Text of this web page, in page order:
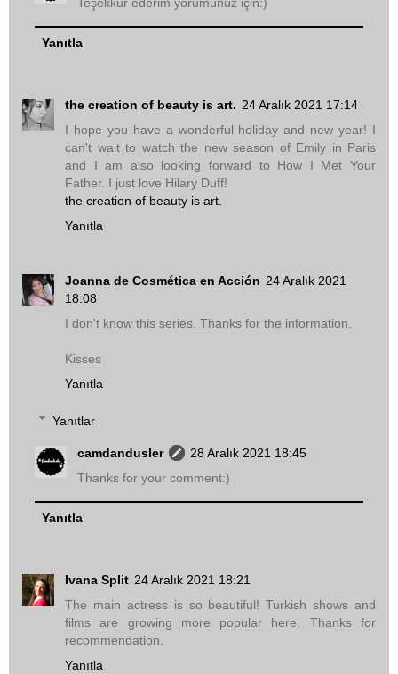
Yanıtla
the creation of beauty is art. 24 Aralık 2021 17:14
I hope you have a wonderful holiday and new year! I
can't wait to watch the new season of Emily in Paris
and I am also looking forward to How I Met Your
Father. I just love Hilary Duff!
the creation of beauty is art.
Yanıtla
Joanna de Cosmética en Acción 24 Aralık 2021
18:08
I don't know this series. Thanks for the information.
Kisses
Yanıtla
Yanıtlar
camdandusler
28 Aralık 2021 18:45
Thanks for your comment:)
Yanıtla
Ivana Split 24 Aralık 2021 18:21
The main actress is so beautiful! Turkish shows and
films are growing more popular here. Thanks for
recommendation.
Yanıtla